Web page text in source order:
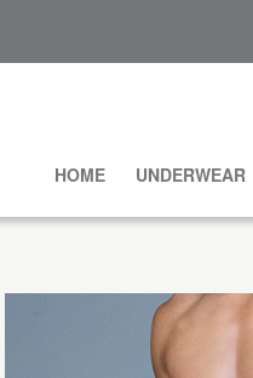
HOME UNDERWEAR